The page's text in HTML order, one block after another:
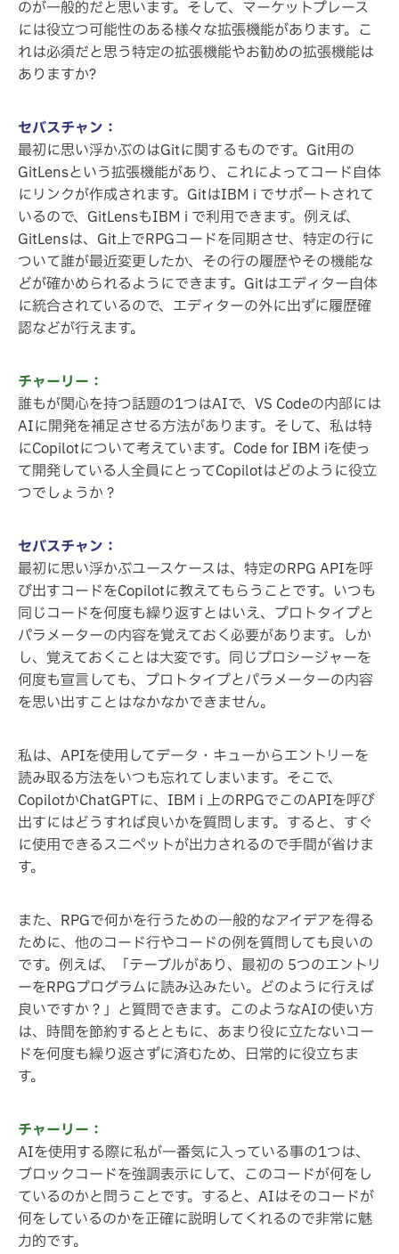
のが一般的だと思います。そして、マーケットプレース
には役立つ可能性のある様々な拡張機能があります。こ
れは必須だと思う特定の拡張機能やお勧めの拡張機能は
ありますか?
セバスチャン：
最初に思い浮かぶのはGitに関するものです。Git用の
GitLensという拡張機能があり、これによってコード自体
にリンクが作成されます。GitはIBM i でサポートされて
いるので、GitLensもIBM i で利用できます。例えば、
GitLensは、Git上でRPGコードを同期させ、特定の行に
ついて誰が最近変更したか、その行の履歴やその機能な
どが確かめられるようにできます。Gitはエディター自体
に統合されているので、エディターの外に出ずに履歴確
認などが行えます。
チャーリー：
誰もが関心を持つ話題の1つはAIで、VS Codeの内部には
AIに開発を補足させる方法があります。そして、私は特
にCopilotについて考えています。Code for IBM iを使っ
て開発している人全員にとってCopilotはどのように役立
つでしょうか？
セバスチャン：
最初に思い浮かぶユースケースは、特定のRPG APIを呼
び出すコードをCopilotに教えてもらうことです。いつも
同じコードを何度も繰り返すとはいえ、プロトタイプと
パラメーターの内容を覚えておく必要があります。しか
し、覚えておくことは大変です。同じプロシージャーを
何度も宣言しても、プロトタイプとパラメーターの内容
を思い出すことはなかなかできません。
私は、APIを使用してデータ・キューからエントリーを
読み取る方法をいつも忘れてしまいます。そこで、
CopilotかChatGPTに、IBM i 上のRPGでこのAPIを呼び
出すにはどうすれば良いかを質問します。すると、すぐ
に使用できるスニペットが出力されるので手間が省けま
す。
また、RPGで何かを行うための一般的なアイデアを得る
ために、他のコード行やコードの例を質問しても良いの
です。例えば、「テーブルがあり、最初の 5つのエントリ
ーをRPGプログラムに読み込みたい。どのように行えば
良いですか？」と質問できます。このようなAIの使い方
は、時間を節約するとともに、あまり役に立たないコー
ドを何度も繰り返さずに済むため、日常的に役立ちま
す。
チャーリー：
AIを使用する際に私が一番気に入っている事の1つは、
ブロックコードを強調表示にして、このコードが何をし
ているのかと問うことです。すると、AIはそのコードが
何をしているのかを正確に説明してくれるので非常に魅
力的です。